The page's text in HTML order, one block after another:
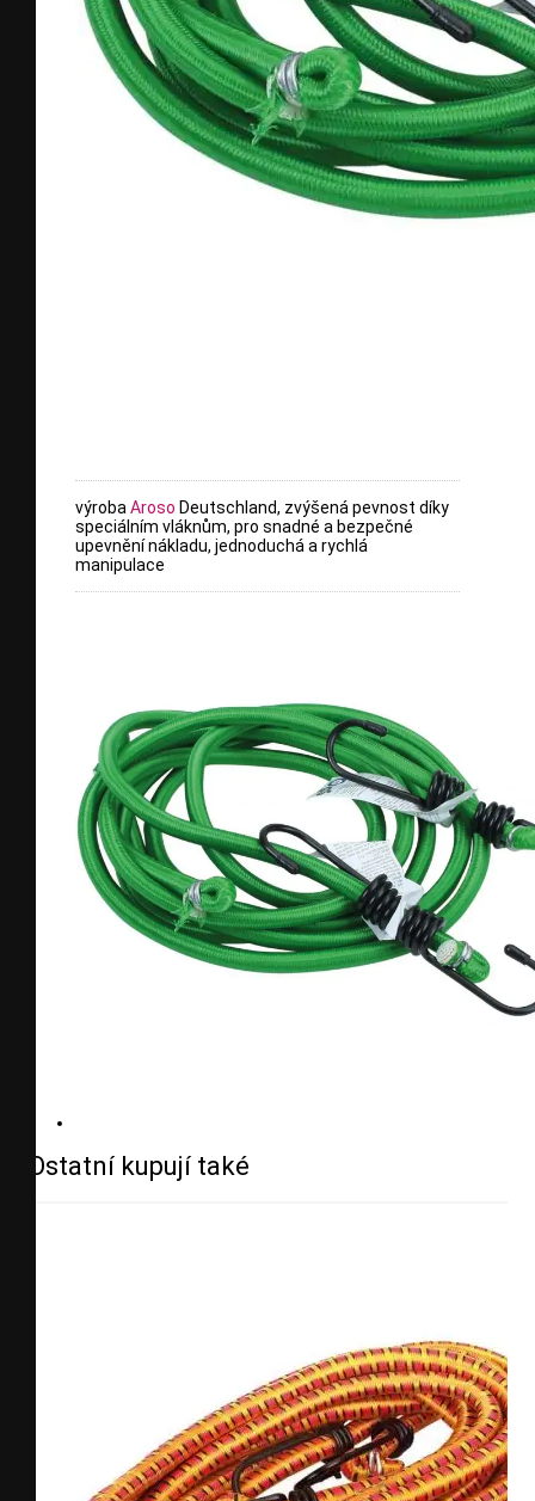
výroba Aroso Deutschland, zvýšená pevnost díky
speciálním vláknům, pro snadné a bezpečné
upevnění nákladu, jednoduchá a rychlá
manipulace
Ostatní kupují také